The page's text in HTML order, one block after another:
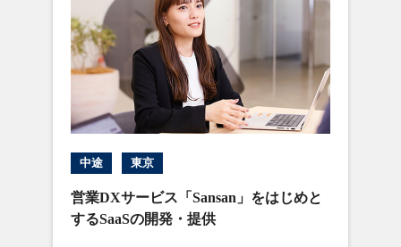
中途 東京
営業DXサービス「Sansan」をはじめと
するSaaSの開発・提供